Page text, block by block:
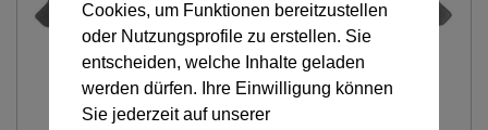
Cookies, um Funktionen bereitzustellen
oder Nutzungsprofile zu erstellen. Sie
entscheiden, welche Inhalte geladen
werden dürfen. Ihre Einwilligung können
Sie jederzeit auf unserer